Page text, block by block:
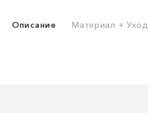
Описание Материал + Уход